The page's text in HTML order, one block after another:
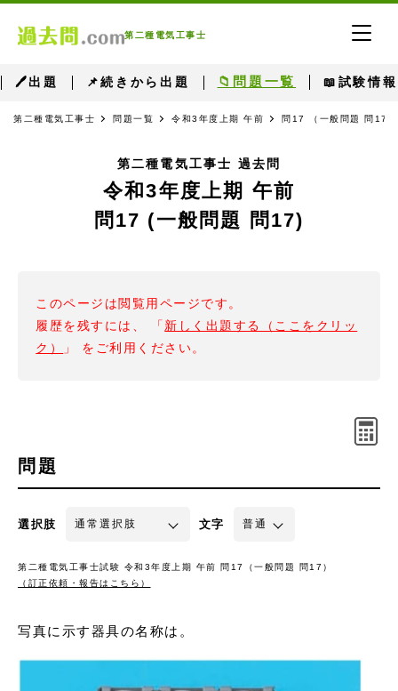
第二種電気工事士
🖊出題 📌続きから出題 📁問題一覧 📖試験情報
第二種電気工事士 問題一覧 令和3年度上期 午前 問17 （一般問題 問17）
第二種電気工事士 過去問
令和3年度上期 午前
問17 (一般問題 問17)
このページは閲覧用ページです。
履歴を残すには、 「 新しく出題する（ここをクリッ
ク）
」 をご利用ください。
問題
選択肢 文字
第二種電気工事士試験 令和3年度上期 午前 問17（一般問題 問17）
（訂正依頼・報告はこちら）
写真に示す器具の名称は。